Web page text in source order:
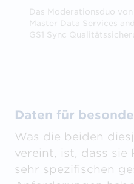
Das Moderationsduo
Master Data Services
GS1 Sync
Daten für
Was die beiden
vereint, ist, dass sie
sehr spezifischen